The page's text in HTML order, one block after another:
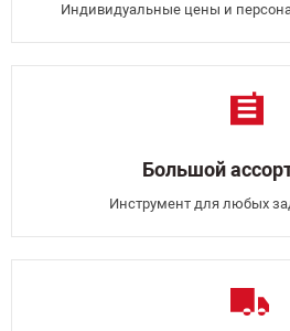
Индивидуальные цены и
Большой
Инструмент для любых